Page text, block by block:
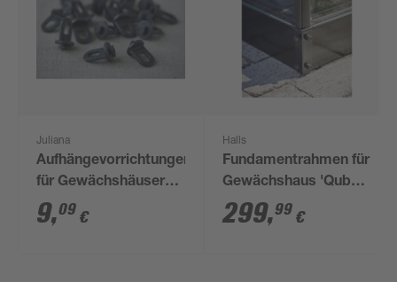
Juliana
Aufhängevorrichtungen
für Gewächshäuser
schwarz 20 Stück
9,09 €
Halls
Fundamentrahmen für
Gewächshaus 'Qube
610' 6,4 m²
299,99 €